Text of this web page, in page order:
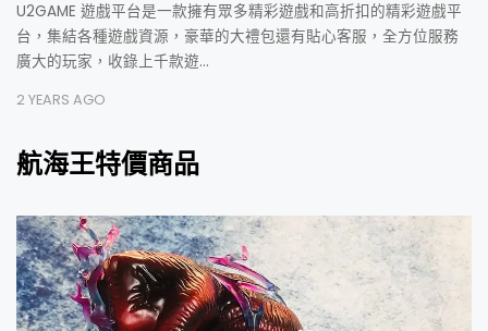
U2GAME 遊戲平台是一款擁有眾多精彩遊戲和高折扣的精彩遊戲平
台，集結各種遊戲資源，豪華的大禮包還有貼心客服，全方位服務
廣大的玩家，收錄上千款遊…
2 YEARS AGO
航海王特價商品